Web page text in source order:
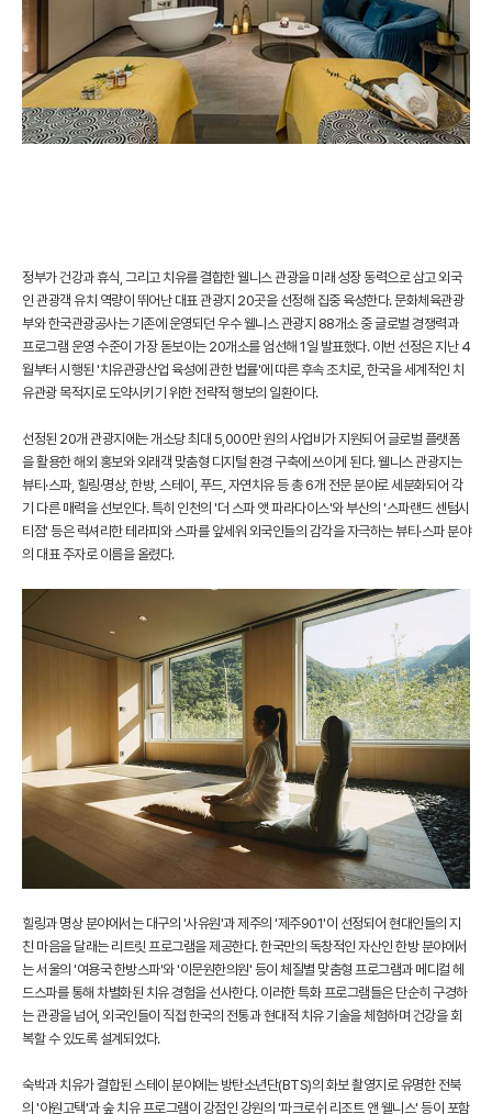
정부가 건강과 휴식, 그리고 치유를 결합한 웰니스 관광을 미래 성장 동력으로 삼고 외국
인 관광객 유치 역량이 뛰어난 대표 관광지 20곳을 선정해 집중 육성한다. 문화체육관광
부와 한국관광공사는 기존에 운영되던 우수 웰니스 관광지 88개소 중 글로벌 경쟁력과
프로그램 운영 수준이 가장 돋보이는 20개소를 엄선해 1일 발표했다. 이번 선정은 지난 4
월부터 시행된 '치유관광산업 육성에 관한 법률'에 따른 후속 조치로, 한국을 세계적인 치
유관광 목적지로 도약시키기 위한 전략적 행보의 일환이다.
선정된 20개 관광지에는 개소당 최대 5,000만 원의 사업비가 지원되어 글로벌 플랫폼
을 활용한 해외 홍보와 외래객 맞춤형 디지털 환경 구축에 쓰이게 된다. 웰니스 관광지는
뷰티·스파, 힐링·명상, 한방, 스테이, 푸드, 자연치유 등 총 6개 전문 분야로 세분화되어 각
기 다른 매력을 선보인다. 특히 인천의 '더 스파 앳 파라다이스'와 부산의 '스파랜드 센텀시
티점' 등은 럭셔리한 테라피와 스파를 앞세워 외국인들의 감각을 자극하는 뷰티·스파 분야
의 대표 주자로 이름을 올렸다.
힐링과 명상 분야에서는 대구의 '사유원'과 제주의 '제주901'이 선정되어 현대인들의 지
친 마음을 달래는 리트릿 프로그램을 제공한다. 한국만의 독창적인 자산인 한방 분야에서
는 서울의 '여용국 한방스파'와 '이문원한의원' 등이 체질별 맞춤형 프로그램과 메디컬 헤
드스파를 통해 차별화된 치유 경험을 선사한다. 이러한 특화 프로그램들은 단순히 구경하
는 관광을 넘어, 외국인들이 직접 한국의 전통과 현대적 치유 기술을 체험하며 건강을 회
복할 수 있도록 설계되었다.
숙박과 치유가 결합된 스테이 분야에는 방탄소년단(BTS)의 화보 촬영지로 유명한 전북
의 '아원고택'과 숲 치유 프로그램이 강점인 강원의 '파크로쉬 리조트 앤 웰니스' 등이 포함